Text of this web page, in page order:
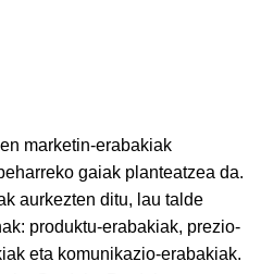
marketin-erabakiak
gaiak planteatzea da.
aurkezten ditu, lau talde
produktu-erabakiak, prezio-
eta komunikazio-erabakiak.